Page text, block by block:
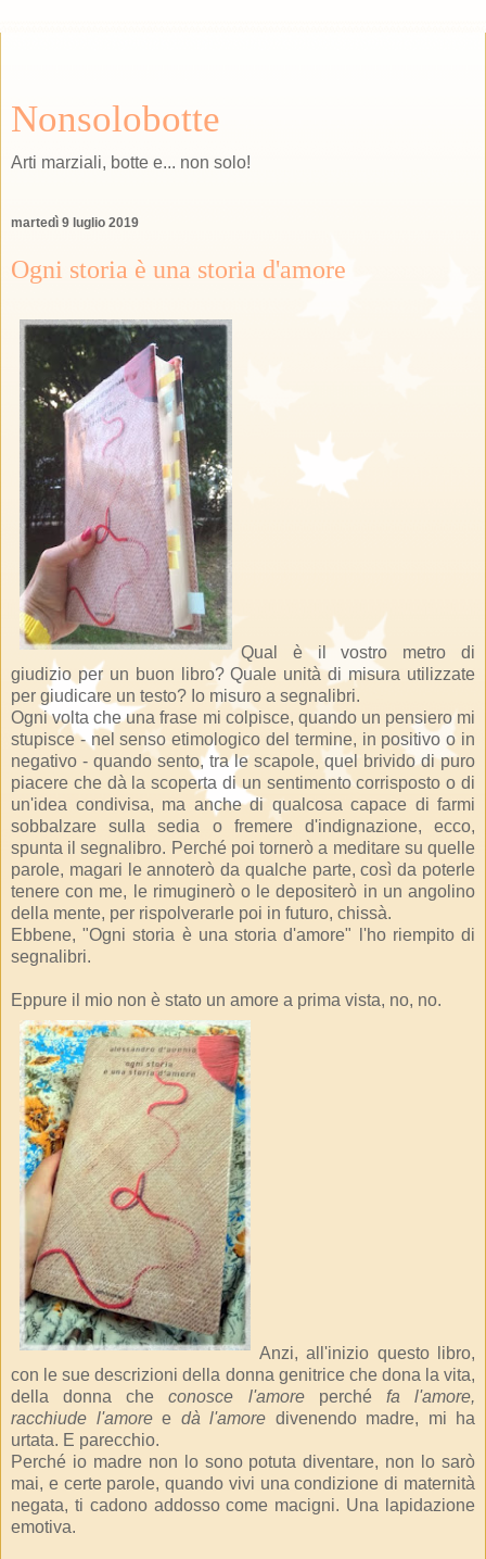
Nonsolobotte
Arti marziali, botte e... non solo!
martedì 9 luglio 2019
Ogni storia è una storia d'amore
Qual è il vostro metro di
giudizio per un buon libro? Quale unità di misura utilizzate
per giudicare un testo? Io misuro a segnalibri.
Ogni volta che una frase mi colpisce, quando un pensiero mi
stupisce - nel senso etimologico del termine, in positivo o in
negativo - quando sento, tra le scapole, quel brivido di puro
piacere che dà la scoperta di un sentimento corrisposto o di
un'idea condivisa, ma anche di qualcosa capace di farmi
sobbalzare sulla sedia o fremere d'indignazione, ecco,
spunta il segnalibro. Perché poi tornerò a meditare su quelle
parole, magari le annoterò da qualche parte, così da poterle
tenere con me, le rimuginerò o le depositerò in un angolino
della mente, per rispolverarle poi in futuro, chissà.
Ebbene, "Ogni storia è una storia d'amore" l'ho riempito di
segnalibri.
Eppure il mio non è stato un amore a prima vista, no, no.
Anzi, all'inizio questo libro,
con le sue descrizioni della donna genitrice che dona la vita,
della donna checonosce l'amore perché fa l'amore,
racchiude l'amoree dà l'amore divenendo madre, mi ha
urtata. E parecchio.
Perché io madre non lo sono potuta diventare, non lo sarò
mai, e certe parole, quando vivi una condizione di maternità
negata, ti cadono addosso come macigni. Una lapidazione
emotiva.